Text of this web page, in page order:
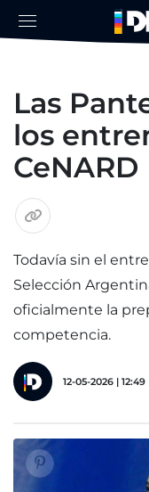
Las
los
CeNARD
Todavía sin el
Selección
oficialmente la
competencia.
12-05-2026 | 12:49